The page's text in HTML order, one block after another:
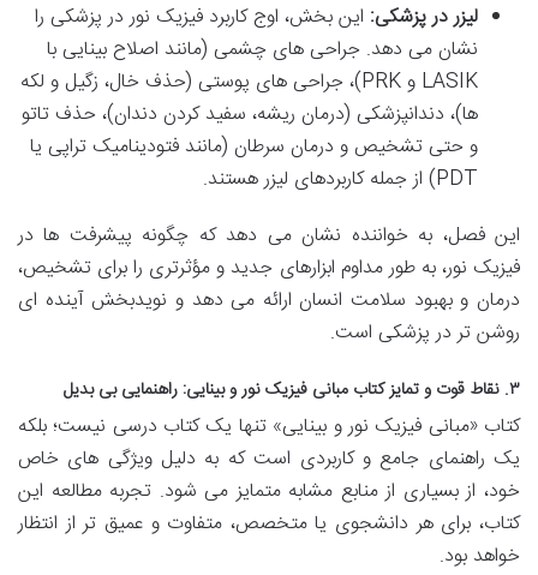
لیزر در پزشکی: این بخش، اوج کاربرد فیزیک نور در پزشکی را
نشان می دهد. جراحی های چشمی (مانند اصلاح بینایی با
LASIK و PRK)، جراحی های پوستی (حذف خال، زگیل و لکه
ها)، دندانپزشکی (درمان ریشه، سفید کردن دندان)، حذف تاتو
و حتی تشخیص و درمان سرطان (مانند فتودینامیک تراپی یا
PDT) از جمله کاربردهای لیزر هستند.
این فصل، به خواننده نشان می دهد که چگونه پیشرفت ها در
فیزیک نور، به طور مداوم ابزارهای جدید و مؤثرتری را برای تشخیص،
درمان و بهبود سلامت انسان ارائه می دهد و نویدبخش آینده ای
روشن تر در پزشکی است.
۳. نقاط قوت و تمایز کتاب مبانی فیزیک نور و بینایی: راهنمایی بی بدیل
کتاب «مبانی فیزیک نور و بینایی» تنها یک کتاب درسی نیست؛ بلکه
یک راهنمای جامع و کاربردی است که به دلیل ویژگی های خاص
خود، از بسیاری از منابع مشابه متمایز می شود. تجربه مطالعه این
کتاب، برای هر دانشجوی یا متخصص، متفاوت و عمیق تر از انتظار
خواهد بود.